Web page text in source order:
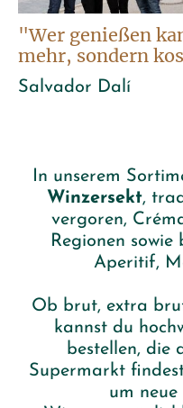
"Wer genießen
mehr, sondern
Salvador Dalí
In unserem
Winzersekt,
vergoren,
Regionen sowie
Aperitif,
Ob brut, extra
kannst du
bestellen, die
Supermarkt
um